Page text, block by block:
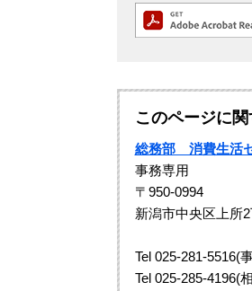
このページに
総務部 消費生活
事務専用
〒950-0994
新潟市中央区上所
Tel 025-281-5516(
Tel 025-285-4196(